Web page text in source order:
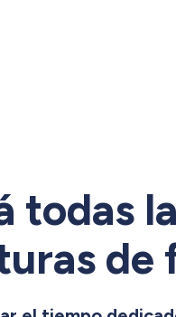
todas
de